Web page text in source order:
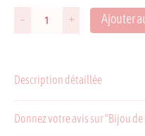
-
quantité
Plante
+ Ajouter
Description détaillée
Donnez votre avis sur "Bijou